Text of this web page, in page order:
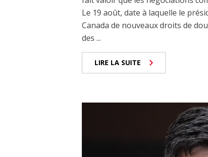
Le 19 août, date à laquelle le
Canada de nouveaux droits de
des ...
LIRE LA SUITE